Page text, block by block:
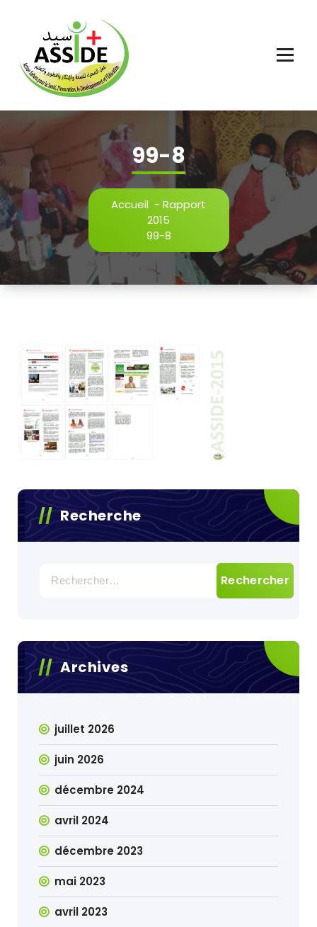
contenu
99-8
Accueil - Rapport
2015
99-8
Recherche
Archives
juillet 2026
juin 2026
décembre 2024
avril 2024
décembre 2023
mai 2023
avril 2023